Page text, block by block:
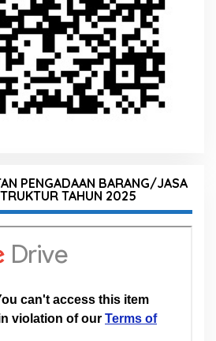
PENGADAAN BARANG/JASA
TAHUN 2025